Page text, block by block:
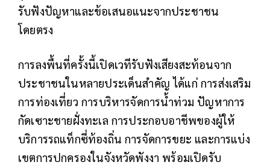
รับฟังปัญหาและข้อเสนอแนะจากประชาชน
โดยตรง
การลงพื้นที่ครั้งนี้เปิดเวทีรับฟังเสียงสะท้อนจาก
ประชาชนในหลายประเด็นสำคัญ ได้แก่ การส่งเสริม
การท่องเที่ยว การบริหารจัดการน้ำท่วม ปัญหาการ
กัดเซาะชายฝั่งทะเล การประกอบอาชีพของผู้ให้
บริการรถแท็กซี่ท้องถิ่น การจัดการขยะ และการแบ่ง
เขตการปกครองในจังหวัดพังงา พร้อมเปิดรับ